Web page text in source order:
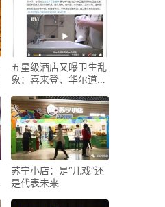
五星级酒店又曝卫生乱
象：喜来登、华尔道
苏宁小店：是“儿戏”还
是代表未来